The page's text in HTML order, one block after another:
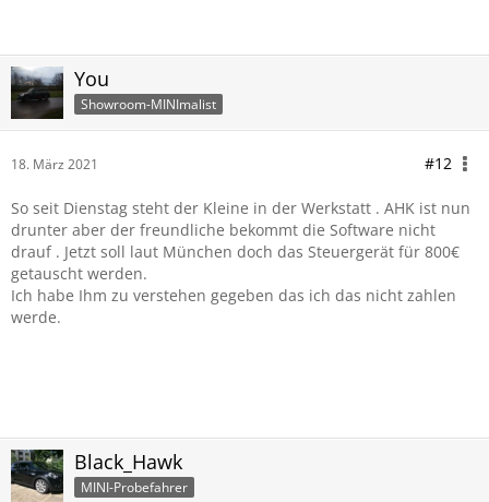
You
Showroom-MINImalist
18. März 2021 #12
So seit Dienstag steht der Kleine in der Werkstatt . AHK ist nun
drunter aber der freundliche bekommt die Software nicht
drauf . Jetzt soll laut München doch das Steuergerät für 800€
getauscht werden.
Ich habe Ihm zu verstehen gegeben das ich das nicht zahlen
werde.
Black_Hawk
MINI-Probefahrer